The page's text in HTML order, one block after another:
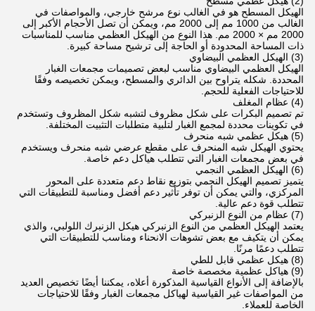
الهيكل المسطح هو في الغالب نوع مرشح خارجي، والمواصفات في
الغالب من 1000 مم إلى 2000 مم، ويمكن أن تصل الأحجام الأكبر إلى
2000 مم × 2000 مم. هذا النوع من الهيكل العظمي مناسب للمناسبات
ذات المساحة المحدودة أو الحاجة إلى ترشيح مساحة كبيرة.
(3) الهيكل العظمي البيضاوي
الهيكل العظمي البيضاوي مناسب لبعض تصميمات مجمعات الغبار
المحددة. شكله يتراوح بين الدائري والمسطح، ويمكن تخصيصه وفقًا
للاحتياجات الفعلية للحجم.
(4) عظام المغلف
تم تصميم البكرات على شكل مظروف لتشبه شكل المظروف وتستخدم
في تكوينات محددة لمجمع الغبار لتلبية متطلبات التثبيت المختلفة.
(5) هيكل عظمي شبه منحرف
يحتوي الهيكل شبه المنحرف على مقطع عرضي شبه منحرف ويستخدم
في بعض مجمعات الغبار التي تتطلب هياكل دعم خاصة.
(6) الهيكل العظمي النجمي
يتميز تصميم الهيكل النجمي بتوزيع نقاط دعم متعددة على المحور
المركزي، والتي يمكن أن توفر تأثير دعم أفضل ومناسبة للتطبيقات التي
تتطلب قوة دعم عالية.
(7) عظام من النوع الزنبركي
يعتمد الهيكل العظمي من النوع الزنبركي هيكل الزنبرك اللولبي، والذي
يمكن أن يتكيف مع بعض تشوهات الانحناء ومناسب للتطبيقات التي
تتطلب دعمًا مرنًا.
(8) هيكل عظمي قابل للطي
(9) هياكل عظمية مخصصة خاصة
بالإضافة إلى الأنواع القياسية المذكورة أعلاه، يمكننا أيضًا تخصيص العديد
من المواصفات غير القياسية لهياكل مجمعات الغبار وفقًا للاحتياجات
الخاصة للعملاء.